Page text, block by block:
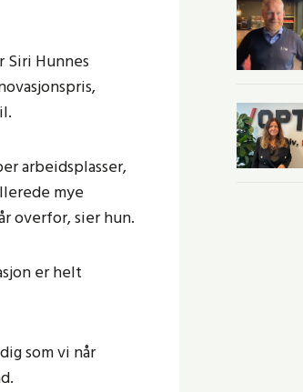
Siri Hunnes
arbeidsplasser,
mye
overfor, sier hun.
er helt
som vi når